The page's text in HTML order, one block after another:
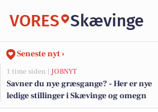
VORES Skævinge
Seneste nyt ›
1 time siden | JOBNYT
Savner du nye græsgange? - Her er nye
ledige stillinger i Skævinge og omegn